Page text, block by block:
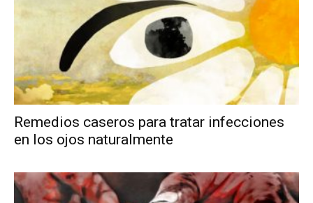
Remedios caseros para tratar infecciones
en los ojos naturalmente